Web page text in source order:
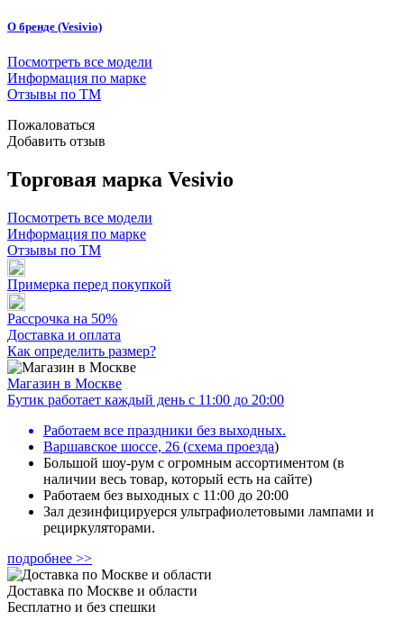
О бренде (Vesivio)
Посмотреть все модели
Информация по марке
Отзывы по ТМ
Пожаловаться
Добавить отзыв
Торговая марка Vesivio
Посмотреть все модели
Информация по марке
Отзывы по ТМ
Примерка перед покупкой
Рассрочка на 50%
Доставка и оплата
Как определить размер?
Магазин в Москве
Бутик работает каждый день с 11:00 до 20:00
Работаем все праздники без выходных.
Варшавское шоссе, 26 (схема проезда)
Большой шоу-рум с огромным ассортиментом (в
наличии весь товар, который есть на сайте)
Работаем без выходных с 11:00 до 20:00
Зал дезинфицируерся ультрафиолетовыми лампами и
рециркуляторами.
подробнее >>
Доставка по Москве и области
Бесплатно и без спешки